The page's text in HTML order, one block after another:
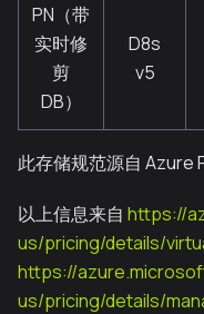
PN（带
实时修
剪
DB）
D8s
v5
此存储规范源自 Azure
以上信息来自 https://
us/pricing/details/
https://
us/pricing/details/